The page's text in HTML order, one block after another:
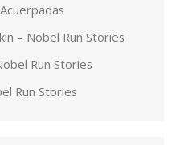
– Nobel Run Stories
Run Stories
Run Stories